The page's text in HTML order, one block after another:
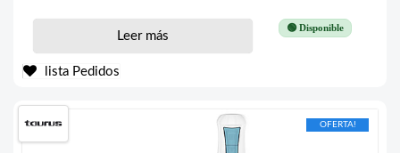
🟢 Disponible
Leer más
lista Pedidos
OFERTA!